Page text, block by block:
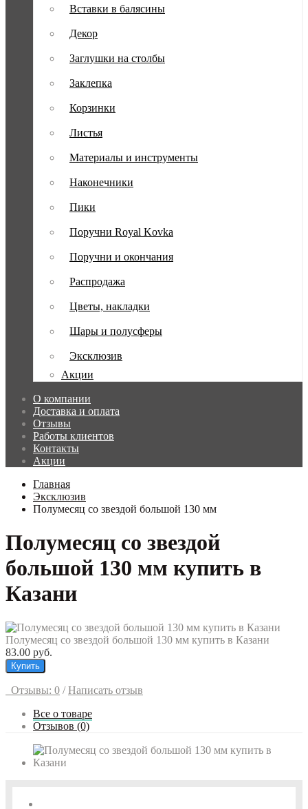
Вставки в балясины
Декор
Заглушки на столбы
Заклепка
Корзинки
Листья
Материалы и инструменты
Наконечники
Пики
Поручни Royal Kovka
Поручни и окончания
Распродажа
Цветы, накладки
Шары и полусферы
Эксклюзив
Акции
О компании
Доставка и оплата
Отзывы
Работы клиентов
Контакты
Акции
Главная
Эксклюзив
Полумесяц со звездой большой 130 мм
Полумесяц со звездой
большой 130 мм купить в
Казани
Полумесяц со звездой большой 130 мм купить в Казани
83.00 руб.
Купить
Отзывы: 0 / Написать отзыв
Все о товаре
Отзывов (0)